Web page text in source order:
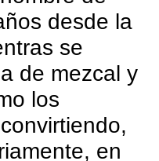
desde la
se
de mezcal y
los
en